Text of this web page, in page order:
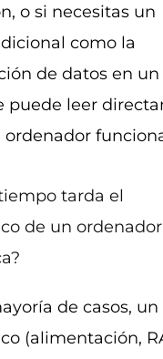
o si necesitas un
como la
de datos en un
puede leer
ordenador
tarda el
de un
de casos,
(alimentación,